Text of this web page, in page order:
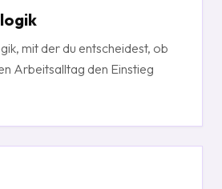
mit der du entscheidest, ob
Arbeitsalltag den Einstieg